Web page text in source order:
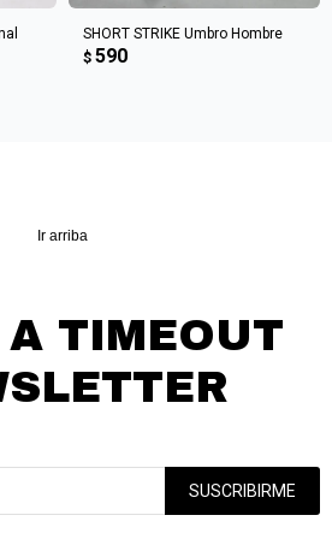
SHORT STRIKE Umbro Hombre
$ 590
Ir arriba
TIMEOUT
SUSCRIBIRME